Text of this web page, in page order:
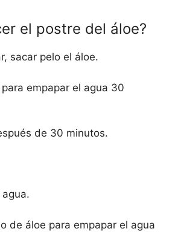
el postre del áloe?
sacar pelo el áloe.
empapar el agua 30
de 30 minutos.
de áloe para empapar el agua